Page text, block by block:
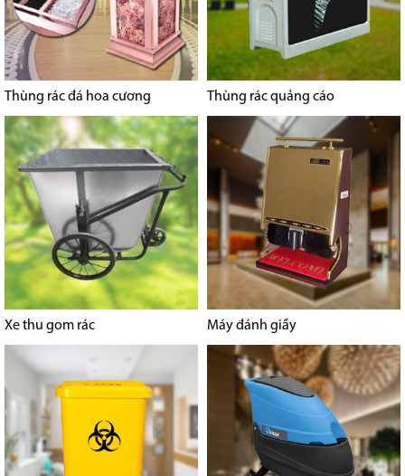
Thùng rác đá hoa cương Thùng rác quảng cáo
Xe thu gom rác Máy đánh giầy